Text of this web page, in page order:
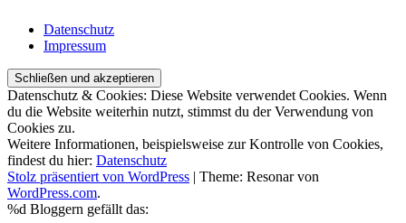
Datenschutz
Impressum
Datenschutz & Cookies: Diese Website verwendet Cookies. Wenn
du die Website weiterhin nutzt, stimmst du der Verwendung von
Cookies zu.
Weitere Informationen, beispielsweise zur Kontrolle von Cookies,
findest du hier: Datenschutz
Stolz präsentiert von WordPress | Theme: Resonar von
WordPress.com.
%d Bloggern gefällt das: